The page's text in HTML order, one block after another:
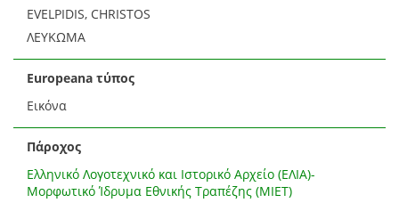
EVELPIDIS, CHRISTOS
ΛΕΥΚΩΜΑ
Europeana τύπος
Εικόνα
Πάροχος
Ελληνικό Λογοτεχνικό και Ιστορικό Αρχείο (ΕΛΙΑ)-
Μορφωτικό Ίδρυμα Εθνικής Τραπέζης (ΜΙΕΤ)